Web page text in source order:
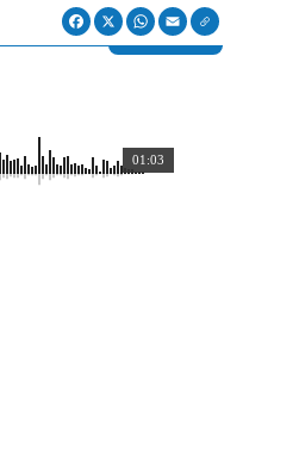
Facebook
X WhatsApp
Email
01:03